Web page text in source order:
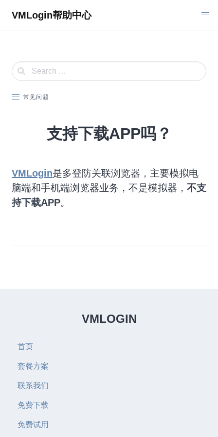
VMLogin帮助中心
常见问题
支持下载APP吗？
VMLogin是多登防关联浏览器，主要模拟电
脑端和手机端浏览器业务，不是模拟器， 不支
持下载APP。
VMLOGIN
首页
套餐方案
联系我们
免费下载
免费试用